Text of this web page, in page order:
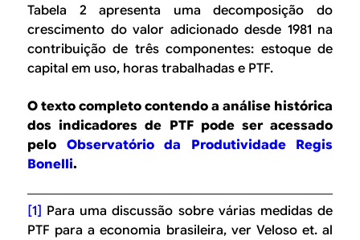
Tabela 2 apresenta uma decomposição do
crescimento do valor adicionado desde 1981 na
contribuição de três componentes: estoque de
capital em uso, horas trabalhadas e PTF.
O texto completo contendo a análise histórica
dos indicadores de PTF pode ser acessado
pelo Observatório da Produtividade Regis
Bonelli.
[1] Para uma discussão sobre várias medidas de
PTF para a economia brasileira, ver Veloso et. al